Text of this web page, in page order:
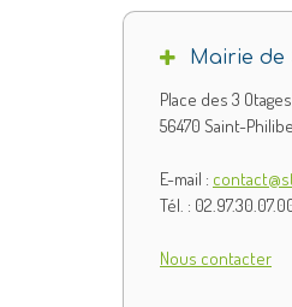
Mairie de
Place des 3 Otages
56470 Saint-
E-mail :
Tél. :
Nous contacter